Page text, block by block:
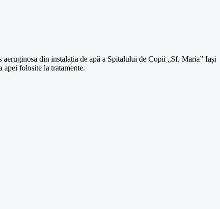
din instalația de apă a Spitalului de Copii „Sf. Maria” Iași
folosite la tratamente.